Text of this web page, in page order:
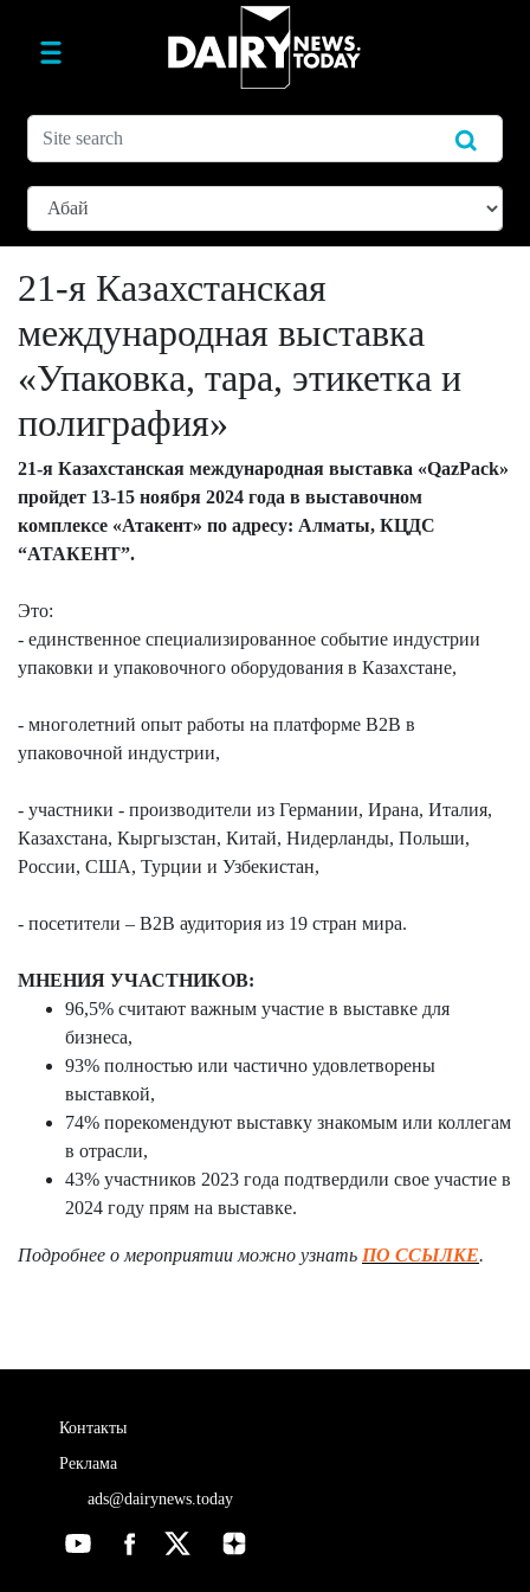
21-я Казахстанская
международная выставка
«Упаковка, тара, этикетка и
полиграфия»
21-я Казахстанская международная выставка «QazPack»
пройдет 13-15 ноября 2024 года в выставочном
комплексе «Атакент» по адресу: Алматы, КЦДС
“АТАКЕНТ”.
Это:
- единственное специализированное событие индустрии
упаковки и упаковочного оборудования в Казахстане,
- многолетний опыт работы на платформе В2В в
упаковочной индустрии,
- участники - производители из Германии, Ирана, Италия,
Казахстана, Кыргызстан, Китай, Нидерланды, Польши,
России, США, Турции и Узбекистан,
- посетители – В2В аудитория из 19 стран мира.
МНЕНИЯ УЧАСТНИКОВ:
96,5% считают важным участие в выставке для
бизнеса,
93% полностью или частично удовлетворены
выставкой,
74% порекомендуют выставку знакомым или коллегам
в отрасли,
43% участников 2023 года подтвердили свое участие в
2024 году прям на выставке.
Подробнее о мероприятии можно узнать ПО ССЫЛКЕ.
Контакты
Реклама
ads@dairynews.today